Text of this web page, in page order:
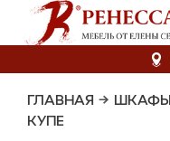
ГЛАВНАЯ →
КУПЕ